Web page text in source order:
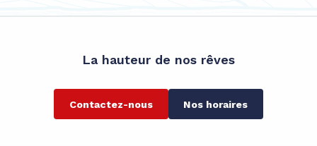
La hauteur de nos rêves
Contactez-nous Nos horaires